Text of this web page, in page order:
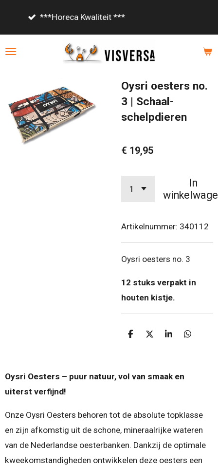
de
Vanaf €85,- gratis bezorgd!
Oysri oesters no.
3 | Schaal-
schelpdieren
€ 19,95
In
Artikelnummer: 340112
Oysri oesters no. 3
12 stuks verpakt in
houten kistje.
D
n
D
S
e
D
Oysri Oesters – puur natuur, vol van smaak en
uiterst verfijnd!
Onze Oysri Oesters behoren tot de absolute topklasse
en zijn afkomstig uit de schone, mineraalrijke wateren
van de Nederlandse oesterbanken. Dankzij de optimale
kweekomstandigheden ontwikkelen deze oesters een